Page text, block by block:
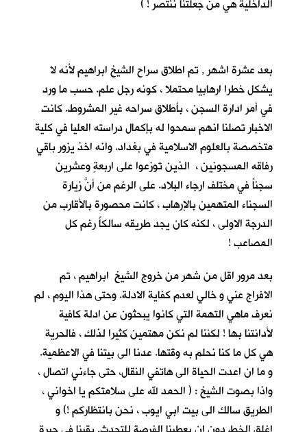
الداخلية هي من جعلتنا ننتصر ! )
بعد عشرة اشهر , تم اطلاق سراح الشيخ ابراهيم لأنه لا
يشكل خطرا ارهابيا محتملا ، كونه رجل علم. حسب ما ورد
في أمر ادارة السجن ، بأطلاق سراحه غير المشروط. كانت
الاخبار تصلنا انهم سمحوا له بإكمال دراسته العليا في كلية
متخصصة بالعلوم الاسلامية في بغداد. وانه اخذ يزور باقي
رفاقه المسجونين ، الذين توزعوا على اربعةٍ وعشرين
سجناً في مختلف ارجاء البلاد. على الرغم من أنَّ زيارة
السجناء المتهمين بالإرهاب ، كانت محصورة بالأقارب من
الدرجة الاولى ، لكنه كان يجد طريقه سالكاً رغم كل
المصاعب !
بعد مرور اقل من شهر من خروج الشيخ ابراهيم ، تم
الافراج عني و خالي لعدم كفاية الادلة. وحتى هذا اليوم ، لم
نعرف ماهي التهمة التي كانوا يبحثون عن ادلة كافية
لأدانتنا بها ! لكننا لم نكن مهتمين كثيرا لذلك ، فالحرية
هي كل ما كنا نحلم به وقتها. عدنا الى بيتنا في الاعظمية.
و ما ان اعدت الحياة الى هاتفي النقال، حتى جاءني اتصال ،
واذا بصوت الشيخ : ( الحمد لله على سلامتكم يا اخواني ،
الطريق سالك الى بيت ابي ايوب ، نحن بانتظاركم !) و